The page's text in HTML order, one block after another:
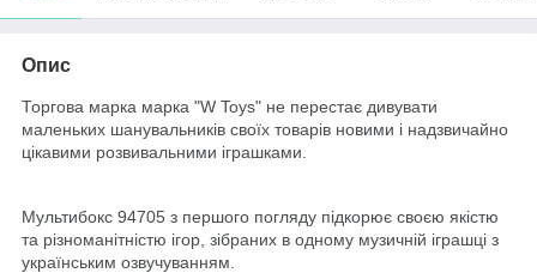
Опис
Торгова марка марка "W Toys" не перестає дивувати
маленьких шанувальників своїх товарів новими і надзвичайно
цікавими розвивальними іграшками.
Мультибокс 94705 з першого погляду підкорює своєю якістю
та різноманітністю ігор, зібраних в одному музичній іграшці з
українським озвучуванням.